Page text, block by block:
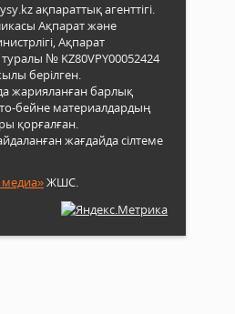
ақпараттық агенттігі.
Ақпарат және
Ақпарат
туралы № KZ80VPY00052424
берілген.
жарияланған барлық
бейне материалдардың
қорғалған.
жағдайда сілтеме
ЖШС.